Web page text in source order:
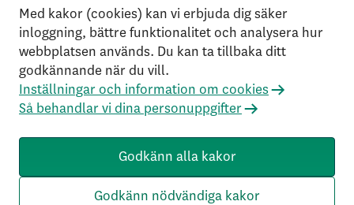
Användarvillkor
Ångerrätt och distansavtal
utanför Sverige?
Statlig insättningsgaranti &
investerar­skydd
Så behandlar vi dina personuppgifter
Om Penningtvättslagen
Rekommenderade webbläsare
Livförsäkringsbolaget Skandia, ömsesidigt, 106 55
Stockholm, Tel: 0771-55 55 00, © Skandia
c2d22db21baa526 HW4.0.0.0 SN431
Med kakor (cookies) kan vi erbjuda dig säker
inloggning, bättre funktionalitet och analysera hur
webbplatsen används. Du kan ta tillbaka ditt
godkännande när du vill.
Inställningar och information om cookies
Så behandlar vi dina personuppgifter
Godkänn alla kakor
Godkänn nödvändiga kakor